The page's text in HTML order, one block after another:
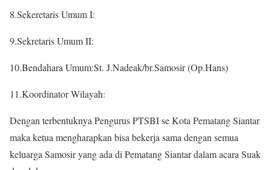
8.Sekeretaris Umum I:
9.Sekretaris Umum II:
10.Bendahara Umum:St. J.Nadeak/br.Samosir (Op.Hans)
11.Koordinator Wilayah:
Dengan terbentuknya Pengurus PTSBI se Kota Pematang Siantar
maka ketua mengharapkan bisa bekerja sama dengan semua
keluarga Samosir yang ada di Pematang Siantar dalam acara Suak